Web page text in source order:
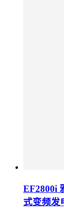
EF2800i
式变频发